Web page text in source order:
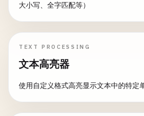
大小写、全字匹配等）
TEXT PROCESSING
文本高亮器
使用自定义格式高亮显示文本中的特定